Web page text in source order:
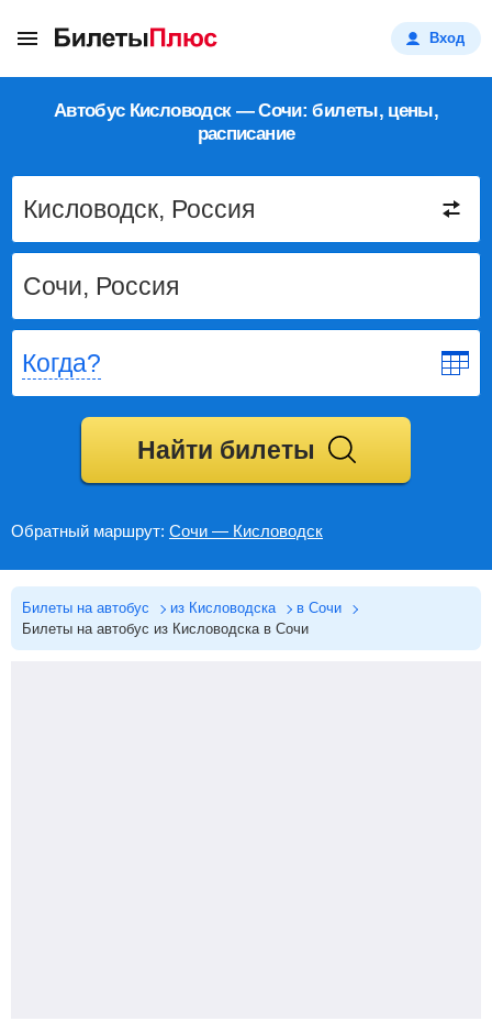
Вход
Автобус Кисловодск — Сочи: билеты, цены,
расписание
Когда?
Найти билеты
Обратный маршрут: Сочи — Кисловодск
Билеты на автобус из Кисловодска
в Сочи
Билеты на автобус из Кисловодска в Сочи